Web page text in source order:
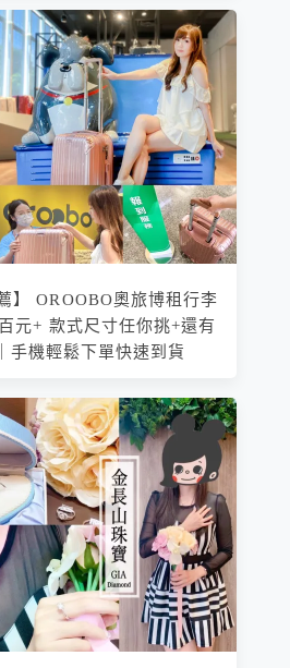
】 OROOBO奧旅博租行李
元+ 款式尺寸任你挑+還有
手機輕鬆下單快速到貨